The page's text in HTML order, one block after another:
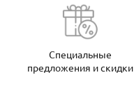
Специальные
предложения и скидки